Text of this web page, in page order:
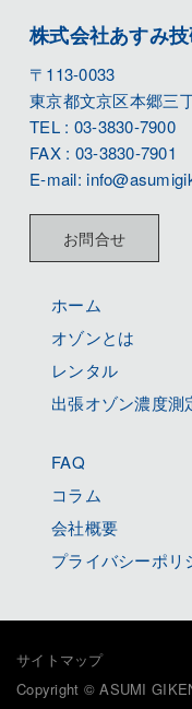
株式会社あすみ
〒113-0033
東京都文京区本郷三
TEL : 03-3830-7900
FAX : 03-3830-7901
E-mail:
お問合せ
ホーム
オゾンとは
レンタル
出張オゾン濃度測
FAQ
コラム
会社概要
プライバシーポリ
サイトマップ
Copyright © ASUMI